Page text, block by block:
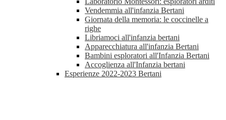
Vendemmia all'infanzia Bertani
Giornata della memoria: le coccinelle a
righe
Libriamoci all'infanzia bertani
Apparecchiatura all'infanzia Bertani
Bambini esploratori all'Infanzia Bertani
Accoglienza all'Infanzia bertani
Esperienze 2022-2023 Bertani